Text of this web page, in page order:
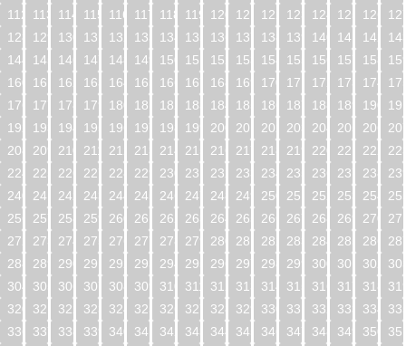
112
113 114 115 116 117 118 119 120 121 122 123 124 125 126
128
129 130 131 132 133 134 135 136 137 138 139 140 141 142
144
145 146 147 148 149 150 151 152 153 154 155 156 157 158
160
161 162 163 164 165 166 167 168 169 170 171 172 173 174
176
177 178 179 180 181 182 183 184 185 186 187 188 189 190
192
193 194 195 196 197 198 199 200 201 202 203 204 205 206
208
209 210 211 212 213 214 215 216 217 218 219 220 221 222
224
225 226 227 228 229 230 231 232 233 234 235 236 237 238
240
241 242 243 244 245 246 247 248 249 250 251 252 253 254
256
257 258 259 260 261 262 263 264 265 266 267 268 269 270
272
273 274 275 276 277 278 279 280 281 282 283 284 285 286
288
289 290 291 292 293 294 295 296 297 298 299 300 301 302
304
305 306 307 308 309 310 311 312 313 314 315 316 317 318
320
321 322 323 324 325 326 327 328 329 330 331 332 333 334
336
337 338 339 340 341 342 343 344 345 346 347 348 349 350